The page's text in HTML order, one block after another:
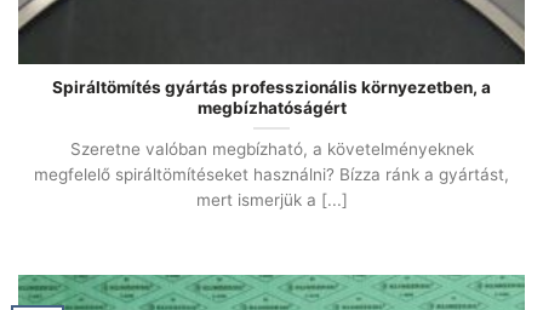
Spiráltömítés gyártás professzionális környezetben, a
megbízhatóságért
Szeretne valóban megbízható, a követelményeknek
megfelelő spiráltömítéseket használni? Bízza ránk a gyártást,
mert ismerjük a [...]